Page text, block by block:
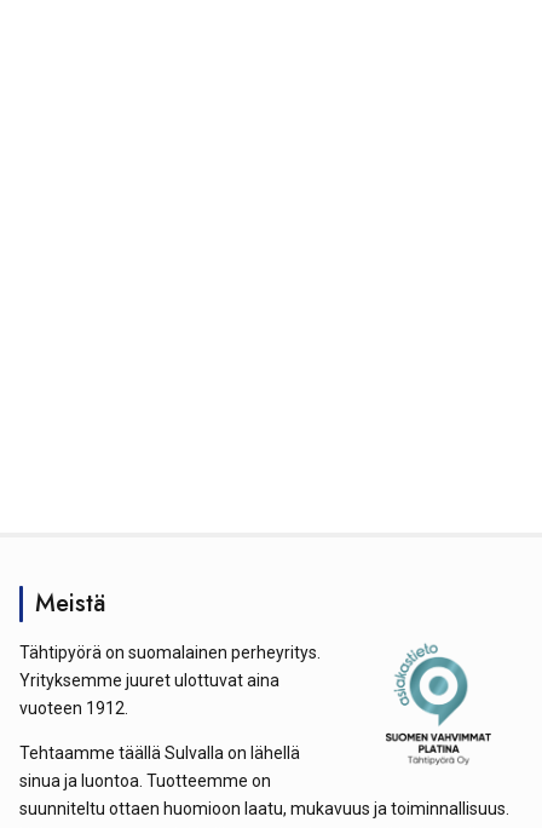
Meistä
Tähtipyörä on suomalainen perheyritys.
Yrityksemme juuret ulottuvat aina
vuoteen 1912.
Tehtaamme täällä Sulvalla on lähellä
sinua ja luontoa. Tuotteemme on
suunniteltu ottaen huomioon laatu, mukavuus ja toiminnallisuus.